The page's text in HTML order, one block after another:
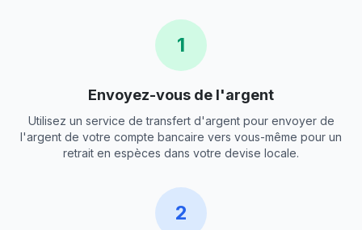
1
Envoyez-vous de l'argent
Utilisez un service de transfert d'argent pour envoyer de
l'argent de votre compte bancaire vers vous-même pour un
retrait en espèces dans votre devise locale.
2